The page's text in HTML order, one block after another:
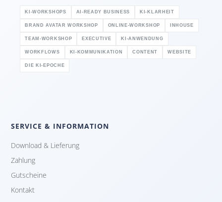
KI-WORKSHOPS AI-READY BUSINESS KI-KLARHEIT
BRAND AVATAR WORKSHOP ONLINE-WORKSHOP INHOUSE
TEAM-WORKSHOP EXECUTIVE KI-ANWENDUNG
WORKFLOWS KI-KOMMUNIKATION CONTENT WEBSITE
DIE KI-EPOCHE
SERVICE & INFORMATION
Download & Lieferung
Zahlung
Gutscheine
Kontakt